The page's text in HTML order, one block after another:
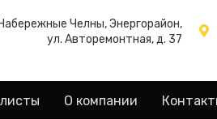
Челны, Энергорайон,
ул. Авторемонтная, д. 37
О компании